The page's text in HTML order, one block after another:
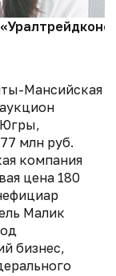
Мансийская
млн руб.
компания
цена 180
Малик
бизнес,